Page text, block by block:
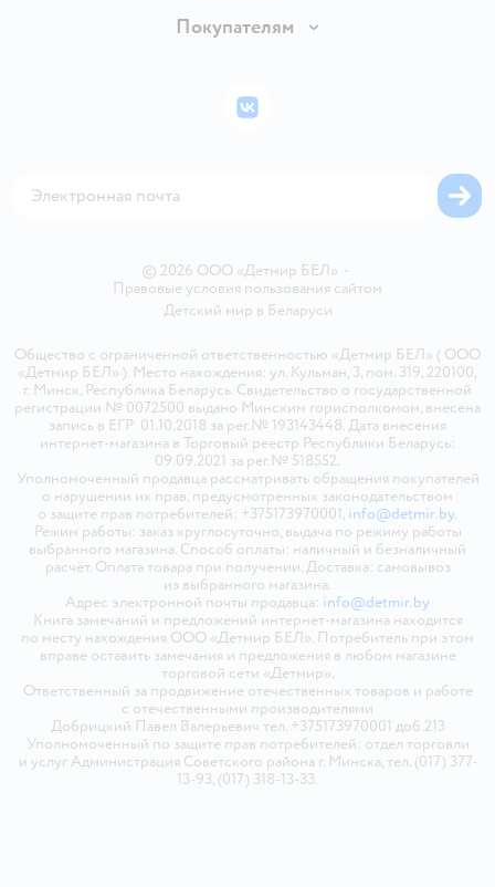
Правила продажи
Политика использования файлов cookie
Вакансии
Покупателям
Бонусные карты
© 2026 ООО «Детмир БЕЛ» •
Правовые условия пользования сайтом
Детский мир в Беларуси
Общество с ограниченной ответственностью «Детмир БЕЛ» ( ООО
«Детмир БЕЛ» ). Место нахождения: ул. Кульман, 3, пом. 319, 220100,
г. Минск, Республика Беларусь. Свидетельство о государственной
регистрации № 0072500 выдано Минским горисполкомом, внесена
запись в ЕГР 01.10.2018 за рег.№ 193143448. Дата внесения
интернет-магазина в Торговый реестр Республики Беларусь:
09.09.2021 за рег.№ 518552.
Уполномоченный продавца рассматривать обращения покупателей
о нарушении их прав, предусмотренных законодательством
о защите прав потребителей: +375173970001, info@detmir.by.
Режим работы: заказ круглосуточно, выдача по режиму работы
выбранного магазина. Способ оплаты: наличный и безналичный
расчёт. Оплата товара при получении. Доставка: самовывоз
из выбранного магазина.
Адрес электронной почты продавца: info@detmir.by
Книга замечаний и предложений интернет-магазина находится
по месту нахождения ООО «Детмир БЕЛ». Потребитель при этом
вправе оставить замечания и предложения в любом магазине
торговой сети «Детмир».
Ответственный за продвижение отечественных товаров и работе
с отечественными производителями
Добрицкий Павел Валерьевич тел. +375173970001 доб.213
Уполномоченный по защите прав потребителей: отдел торговли
и услуг Администрация Советского района г. Минска, тел. (017) 377-
13-93, (017) 318-13-33.
ВКонтакте